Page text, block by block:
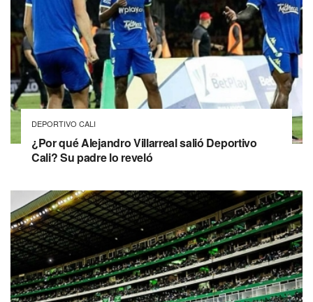
DEPORTIVO CALI
¿Por qué Alejandro Villarreal salió Deportivo
Cali? Su padre lo reveló